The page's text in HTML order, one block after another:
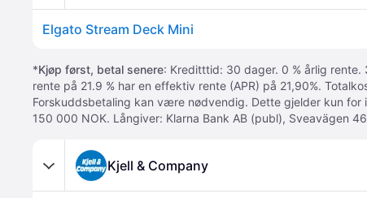
Elgato Stream Deck Mini
*Kjøp først, betal senere: Kreditttid: 30 dager. 0 % årlig rente.
rente på 21.9 % har en effektiv rente (APR) på 21,90%.
Forskuddsbetaling kan være nødvendig. Dette gjelder kun for
150 000 NOK. Långiver: Klarna Bank AB (publ), Sveavägen
Kjell & Company